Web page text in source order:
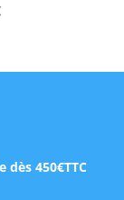
450€TTC